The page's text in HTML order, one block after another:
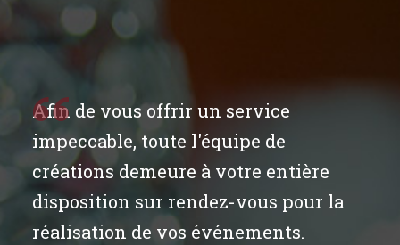
Afin de vous offrir un service
impeccable, toute l'équipe de
créations demeure à votre entière
disposition sur rendez-vous pour la
réalisation de vos événements.